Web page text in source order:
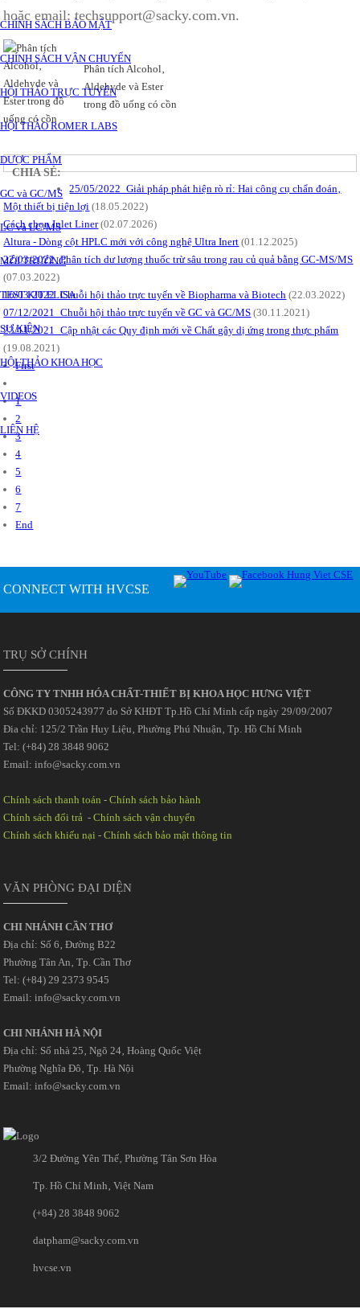
CHÍNH SÁCH BẢO MẬT
CHÍNH SÁCH VẬN CHUYỂN
HỘI THẢO TRỰC TUYẾN
HỘI THẢO ROMER LABS
DƯỢC PHẨM
GC và GC/MS
LC và LC/MS
MÔI TRƯỜNG
TEST KIT ELISA
SỰ KIỆN
HỘI THẢO KHOA HỌC
VIDEOS
LIÊN HỆ
hoặc email: techsupport@sacky.com.vn.
Phân tích Alcohol‚
Aldehyde và Ester
trong đồ uống có cồn
CHIA SẺ:
25/05/2022_Giải pháp phát hiện rò rỉ: Hai công cụ chẩn đoán‚
Một thiết bị tiện lợi (18.05.2022)
Cách chọn Inlet Liner(02.07.2026)
Altura - Dòng cột HPLC mới với công nghệ Ultra Inert (01.12.2025)
22/03/2022_Phân tích dư lượng thuốc trừ sâu trong rau củ quả bằng GC-MS/MS
(07.03.2022)
16/03/2022_Chuỗi hội thảo trực tuyến về Biopharma và Biotech (22.03.2022)
07/12/2021_Chuỗi hội thảo trực tuyến về GC và GC/MS (30.11.2021)
23/11/2021_Cập nhật các Quy định mới về Chất gây dị ứng trong thực phẩm
(19.08.2021)
First
1
2
3
4
5
6
7
End
CONNECT WITH HVCSE
TRỤ SỞ CHÍNH
CÔNG TY TNHH HÓA CHẤT-THIẾT BỊ KHOA HỌC HƯNG VIỆT
Số ĐKKD 0305243977 do Sở KHĐT Tp.Hồ Chí Minh cấp ngày 29/09/2007
Đia chỉ: 125/2 Trần Huy Liệu‚ Phường Phú Nhuận‚ Tp. Hồ Chí Minh
Tel: (+84) 28 3848 9062
Email: info@sacky.com.vn
Chính sách thanh toán -Chính sách bảo hành
Chính sách đổi trả -Chính sách vận chuyển
Chính sách khiếu nại -Chính sách bảo mật thông tin
VĂN PHÒNG ĐẠI DIỆN
CHI NHÁNH CẦN THƠ
Địa chỉ: Số 6‚ Đường B22
Phường Tân An‚ Tp. Cần Thơ
Tel: (+84) 29 2373 9545
Email: info@sacky.com.vn
CHI NHÁNH HÀ NỘI
Địa chỉ: Số nhà 25‚ Ngõ 24‚ Hoàng Quốc Việt
Phường Nghĩa Đô‚ Tp. Hà Nội
Email: info@sacky.com.vn
3/2 Đường Yên Thế‚ Phường Tân Sơn Hòa
Tp. Hồ Chí Minh‚ Việt Nam
(+84) 28 3848 9062
datpham@sacky.com.vn
hvcse.vn